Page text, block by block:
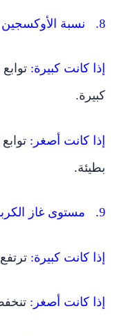
8. نسبة الأوكسجين إلى النتروجين في الجو:
إذا كانت كبيرة:توابع
كبيرة.
إذا كانت أصغر:
بطيئة.
9. مستوى غاز الكربون وبخار الماء في الجو:
إذا كانت كبيرة:ترتفع
إذا كانت أصغر: